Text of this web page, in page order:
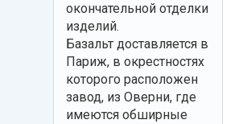
окончательной отделки
изделий.
Базальт доставляется в
Париж, в окрестностях
которого расположен
завод, из Оверни, где
имеются обширные